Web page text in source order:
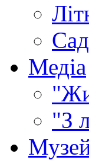
Медіа
"З